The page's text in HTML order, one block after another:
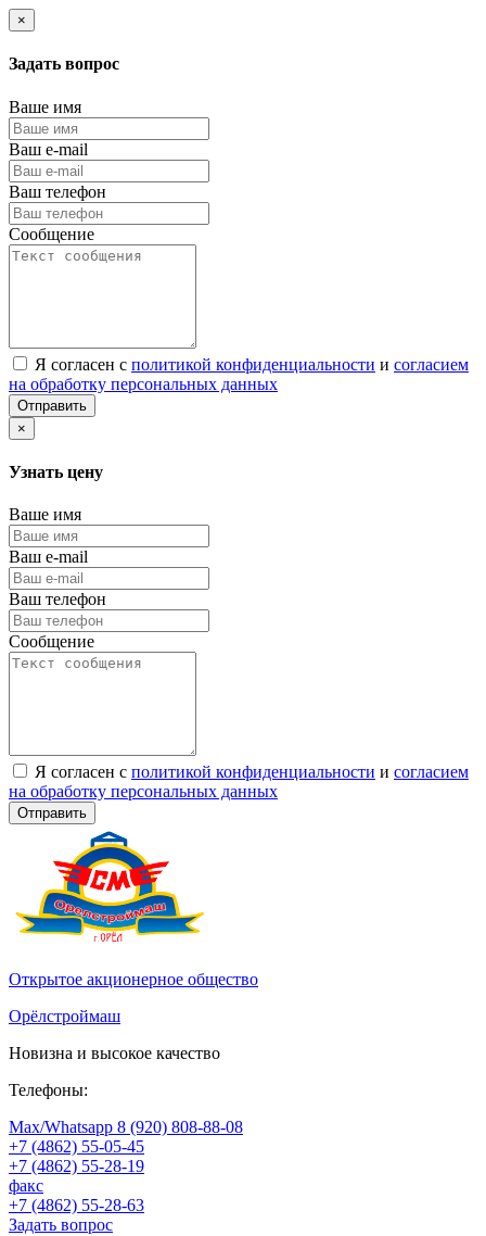
×
Задать вопрос
Ваше имя
Ваш e-mail
Ваш телефон
Сообщение
Я согласен с политикой конфиденциальности и согласием
на обработку персональных данных
Отправить
×
Узнать цену
Ваше имя
Ваш e-mail
Ваш телефон
Сообщение
Я согласен с политикой конфиденциальности и согласием
на обработку персональных данных
Отправить
Открытое акционерное общество
Орёлстроймаш
Новизна и высокое качество
Телефоны:
Max/Whatsapp 8 (920) 808-88-08
+7 (4862) 55-05-45
+7 (4862) 55-28-19
факс
+7 (4862) 55-28-63
Задать вопрос